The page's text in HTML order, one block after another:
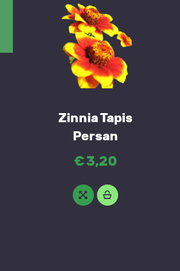
Zinnia Tapis
Persan
€3,20